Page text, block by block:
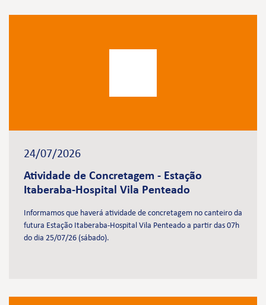
24/07/2026
Atividade de Concretagem - Estação
Itaberaba-Hospital Vila Penteado
Informamos que haverá atividade de concretagem no canteiro da
futura Estação Itaberaba-Hospital Vila Penteado a partir das 07h
do dia 25/07/26 (sábado).